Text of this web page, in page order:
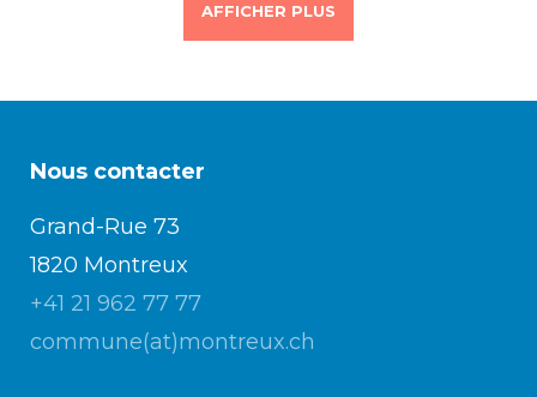
AFFICHER PLUS
Nous contacter
Grand-Rue 73
1820 Montreux
+41 21 962 77 77
commune(at)montreux.ch